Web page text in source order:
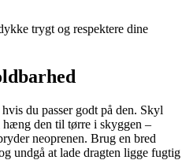
trygt og respektere dine
du passer godt på den. Skyl
den til tørre i skyggen –
neoprenen. Brug en bred
undgå at lade dragten ligge fugtig